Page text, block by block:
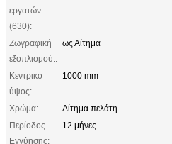
εργατών
(630):
Ζωγραφική
εξοπλισμού::
ως Αίτημα
Κεντρικό
ύψος:
1000 mm
Χρώμα:
Αίτημα πελάτη
Περίοδος
Εγγύησης:
12 μήνες